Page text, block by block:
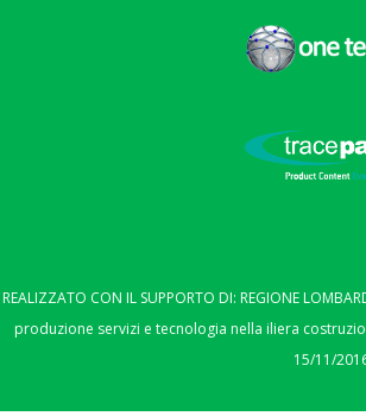
REALIZZATO CON IL SUPPORTO DI: REGIONE
produzione servizi e tecnologia nella iliera
15/11/